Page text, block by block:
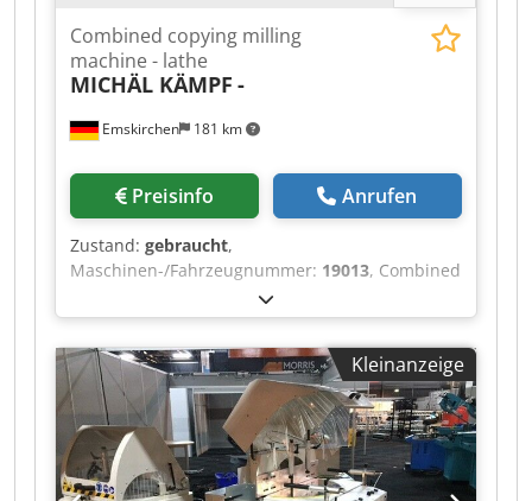
Emskirchen 181 km
Combined copying milling
machine - lathe
MICHÄL KÄMPF -
Preisinfo Anrufen
Zustand: gebraucht,
Maschinen-/Fahrzeugnummer: 19013, Combined
copying milling machine - lathe MICHÄL KÄMPF
Online-Video-Inspection by Skype-Video We
would be very pleased with your visit - more
machines on Stock Codpjh Axryefx Adzjrf
Available Immediately - Can be inspect On Stock
Emskirchen / Nürnberg - Can be test
Kleinanzeige